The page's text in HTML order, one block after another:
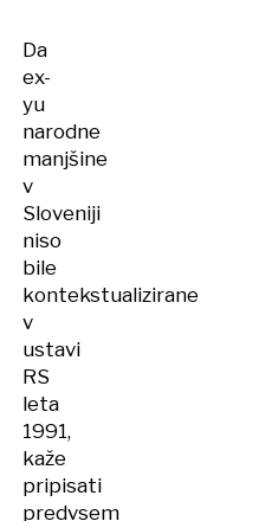
Da
ex-
yu
narodne
manjšine
v
Sloveniji
niso
bile
kontekstualizirane
v
ustavi
RS
leta
1991,
kaže
pripisati
predvsem